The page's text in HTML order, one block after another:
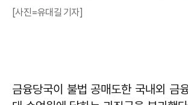
[사진=유대길 기자]
금융당국이 불법 공매도한 국내외 금